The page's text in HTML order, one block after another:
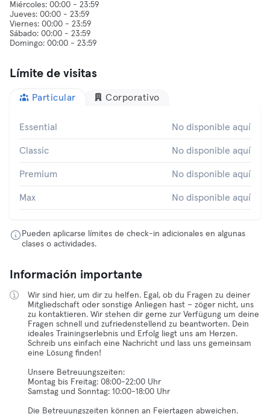
Miércoles: 00:00 - 23:59
Jueves: 00:00 - 23:59
Viernes: 00:00 - 23:59
Sábado: 00:00 - 23:59
Límite de visitas
Particular Corporativo
Essential No disponible aquí
Classic No disponible aquí
Premium No disponible aquí
Max No disponible aquí
Pueden aplicarse límites de check-in adicionales en algunas
clases o actividades.
Información importante
Wir sind hier, um dir zu helfen. Egal, ob du Fragen zu deiner
Mitgliedschaft oder sonstige Anliegen hast – zöger nicht, uns
zu kontaktieren. Wir stehen dir gerne zur Verfügung um deine
Fragen schnell und zufriedenstellend zu beantworten. Dein
ideales Trainingserlebnis und Erfolg liegt uns am Herzen.
Schreib uns einfach eine Nachricht und lass uns gemeinsam
eine Lösung finden!
Unsere Betreuungszeiten:
Montag bis Freitag: 08:00-22:00 Uhr
Samstag und Sonntag: 10:00-18:00 Uhr
Die Betreuungszeiten können an Feiertagen abweichen.